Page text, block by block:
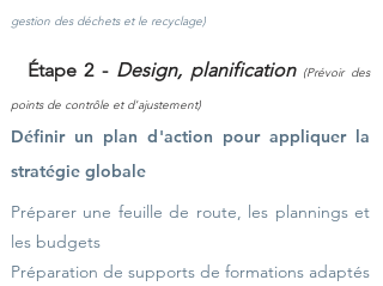
gestion des déchets et le recyclage)
Étape 2 - Design, planification (Prévoir des
points de contrôle et d'ajustement)
Définir un plan d'action pour appliquer la
stratégie globale
Préparer une feuille de route, les plannings et
les budgets
Préparation de supports de formations adaptés